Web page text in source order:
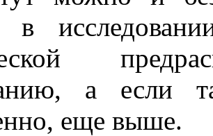
в
а если
еще выше.